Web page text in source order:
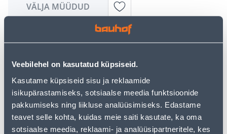
Veebilehel on kasutatud küpsiseid.
Kasutame küpsiseid sisu ja reklaamide
isikupärastamiseks, sotsiaalse meedia funktsioonide
pakkumiseks ning liikluse analüüsimiseks. Edastame
teavet selle kohta, kuidas meie saiti kasutate, ka oma
sotsiaalse meedia, reklaami- ja analüüsipartneritele, kes
VÄLJA MÜÜDUD
Vabandame, kuid teavitame teid, et soovitud toode on
pakume suurepäraseid alternatiive samast
pakkuda!
Teie ostlemisrõõm ei pea aga siin lõppema - oma
uurimistööd saate jätkata, naastesavalehelevõi
kasutades meie võimsat otsingufunktsiooni, et leida
veelgi meelepärasemad valikuid. Head ostlemist!